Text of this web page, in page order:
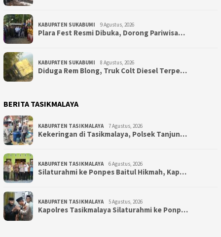
KABUPATEN SUKABUMI 9 Agustus, 2026
Plara Fest Resmi Dibuka, Dorong Pariwisa…
KABUPATEN SUKABUMI 8 Agustus, 2026
Diduga Rem Blong, Truk Colt Diesel Terpe…
BERITA TASIKMALAYA
KABUPATEN TASIKMALAYA 7 Agustus, 2026
Kekeringan di Tasikmalaya, Polsek Tanjun…
KABUPATEN TASIKMALAYA 6 Agustus, 2026
Silaturahmi ke Ponpes Baitul Hikmah, Kap…
KABUPATEN TASIKMALAYA 5 Agustus, 2026
Kapolres Tasikmalaya Silaturahmi ke Ponp…